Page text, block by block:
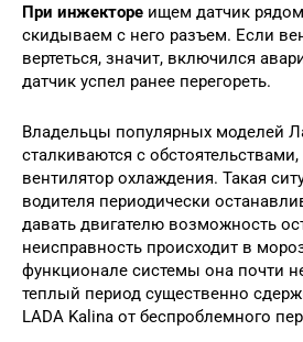
При инжекторе ищем датчик
скидываем с него разъем. Если
вертеться, значит, включился
датчик успел ранее перегореть.
Владельцы популярных моделей
сталкиваются с
вентилятор охлаждения. Такая
водителя периодически
давать двигателю возможность
неисправность происходит в
функционале системы она почти
теплый период существенно
LADA Kalina от беспроблемного